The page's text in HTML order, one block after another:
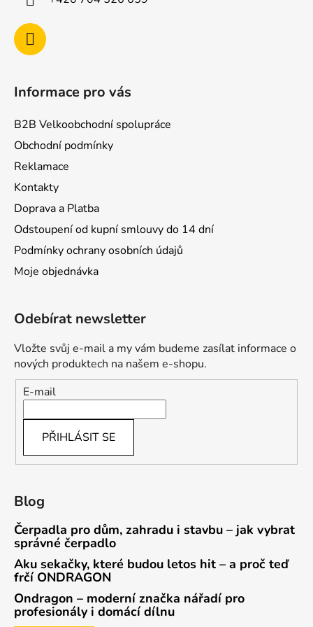
Informace pro vás
B2B Velkoobchodní spolupráce
Obchodní podmínky
Reklamace
Kontakty
Doprava a Platba
Odstoupení od kupní smlouvy do 14 dní
Podmínky ochrany osobních údajů
Moje objednávka
Odebírat newsletter
Vložte svůj e-mail a my vám budeme zasílat informace o
nových produktech na našem e-shopu.
E-mail
PŘIHLÁSIT SE
Blog
Čerpadla pro dům, zahradu i stavbu – jak vybrat
správné čerpadlo
Aku sekačky, které budou letos hit – a proč teď
frčí ONDRAGON
Ondragon – moderní značka nářadí pro
profesionály i domácí dílnu